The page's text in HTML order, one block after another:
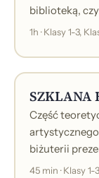
biblioteką,
jej
1h · Klasy 1-3,
SZKLANA
Część
biżuterii
biżuteria i
45 min · Klasy 1-3